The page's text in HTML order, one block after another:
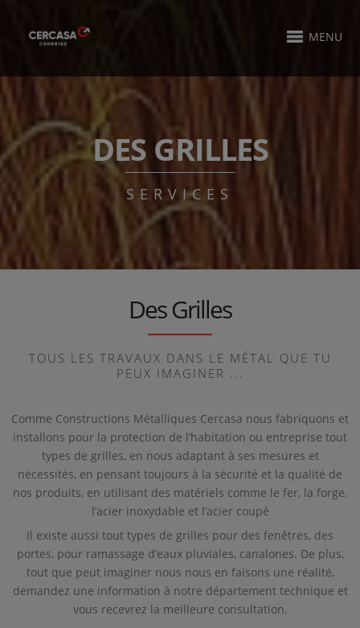
MENU
DES GRILLES
SERVICES
Des Grilles
TOUS LES TRAVAUX DANS LE MÉTAL QUE TU
PEUX IMAGINER ...
Comme Constructions Métalliques Cercasa nous fabriquons et
installons pour la protection de l’habitation ou entreprise tout
types de grilles, en nous adaptant à ses mesures et
nécessités, en pensant toujours à la sécurité et la qualité de
nos produits, en utilisant des matériels comme le fer, la forge,
l’acier inoxydable et l’acier coupé
Il existe aussi tout types de grilles pour des fenêtres, des
portes, pour ramassage d’eaux pluviales, canalones. De plus,
tout que peut imaginer nous nous en faisons une réalité,
demandez une information à notre département technique et
vous recevrez la meilleure consultation.